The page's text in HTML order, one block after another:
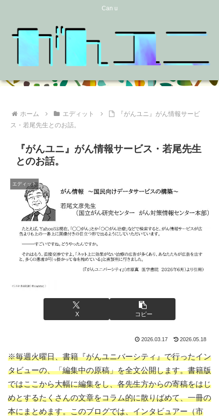
Can u
ホーム エディット
『がんユニ』がん情報サービ
ス・若尾先生とのお話。
『がんユニ』がん情報サービス・若尾先生
とのお話。
エディット
X コピー
2026.03.17 2026.05.18
※毎週火曜日、書籍『がんユニバーシティ』で行ったイン
タビューの、「編集中の原稿」を全文公開します。書籍版
ではここから大幅に編集をし、各先生方からの寄稿をはじ
めとするたくさんの文章をコラム的に散りばめて、一冊の
本にまとめます。このブログでは、インタビュアー（市